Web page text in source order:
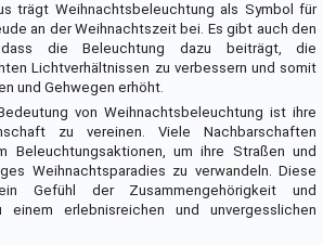
trägt Weihnachtsbeleuchtung als Symbol für
an der Weihnachtszeit bei. Es gibt auch den
die Beleuchtung dazu beiträgt, die
Lichtverhältnissen zu verbessern und somit
und Gehwegen erhöht.
von Weihnachtsbeleuchtung ist ihre
zu vereinen. Viele Nachbarschaften
Beleuchtungsaktionen, um ihre Straßen und
Weihnachtsparadies zu verwandeln. Diese
Gefühl der Zusammengehörigkeit und
einem erlebnisreichen und unvergesslichen